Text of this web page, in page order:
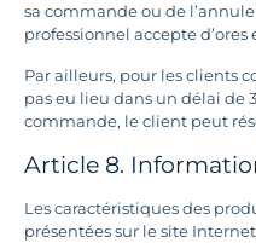
sa commande ou de
professionnel accepte d’ores
Par ailleurs, pour les clients
pas eu lieu dans un délai de
commande, le client peut
Article 8.
Les caractéristiques des
présentées sur le site